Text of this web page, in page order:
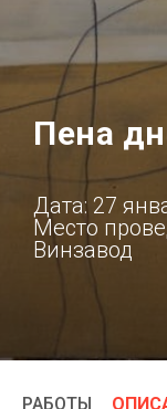
Пена
Дата: 27
Место
Винзавод
РАБОТЫ